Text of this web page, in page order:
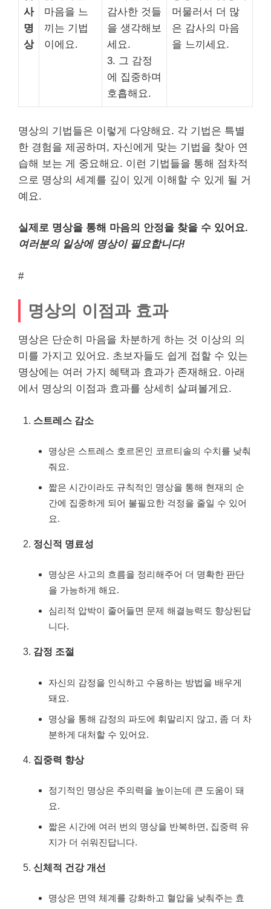
사
명
상
마음을 느
끼는 기법
이에요.
감사한 것들
을 생각해보
세요.
3. 그 감정
에 집중하며
호흡해요.
머물러서 더 많
은 감사의 마음
을 느끼세요.
명상의 기법들은 이렇게 다양해요. 각 기법은 특별
한 경험을 제공하며, 자신에게 맞는 기법을 찾아 연
습해 보는 게 중요해요. 이런 기법들을 통해 점차적
으로 명상의 세계를 깊이 있게 이해할 수 있게 될 거
예요.
실제로 명상을 통해 마음의 안정을 찾을 수 있어요.
여러분의 일상에 명상이 필요합니다!
#
명상의 이점과 효과
명상은 단순히 마음을 차분하게 하는 것 이상의 의
미를 가지고 있어요. 초보자들도 쉽게 접할 수 있는
명상에는 여러 가지 혜택과 효과가 존재해요. 아래
에서 명상의 이점과 효과를 상세히 살펴볼게요.
스트레스 감소
명상은 스트레스 호르몬인 코르티솔의 수치를 낮춰
줘요.
짧은 시간이라도 규칙적인 명상을 통해 현재의 순
간에 집중하게 되어 불필요한 걱정을 줄일 수 있어
요.
정신적 명료성
명상은 사고의 흐름을 정리해주어 더 명확한 판단
을 가능하게 해요.
심리적 압박이 줄어들면 문제 해결능력도 향상된답
니다.
감정 조절
자신의 감정을 인식하고 수용하는 방법을 배우게
돼요.
명상을 통해 감정의 파도에 휘말리지 않고, 좀 더 차
분하게 대처할 수 있어요.
집중력 향상
정기적인 명상은 주의력을 높이는데 큰 도움이 돼
요.
짧은 시간에 여러 번의 명상을 반복하면, 집중력 유
지가 더 쉬워진답니다.
신체적 건강 개선
명상은 면역 체계를 강화하고 혈압을 낮춰주는 효